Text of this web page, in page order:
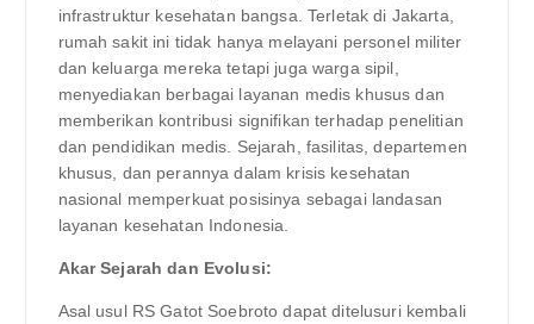
infrastruktur kesehatan bangsa. Terletak di Jakarta,
rumah sakit ini tidak hanya melayani personel militer
dan keluarga mereka tetapi juga warga sipil,
menyediakan berbagai layanan medis khusus dan
memberikan kontribusi signifikan terhadap penelitian
dan pendidikan medis. Sejarah, fasilitas, departemen
khusus, dan perannya dalam krisis kesehatan
nasional memperkuat posisinya sebagai landasan
layanan kesehatan Indonesia.
Akar Sejarah dan Evolusi:
Asal usul RS Gatot Soebroto dapat ditelusuri kembali